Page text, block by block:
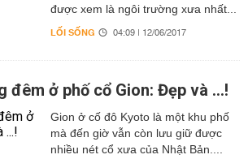
được xem là ngôi trường xưa nhất...
LỐI SỐNG 04:09 | 12/06/2017
đêm ở phố cổ Gion: Đẹp và ...!
Gion ở cố đô Kyoto là một khu phố
mà đến giờ vẫn còn lưu giữ được
nhiều nét cổ xưa của Nhật Bản....